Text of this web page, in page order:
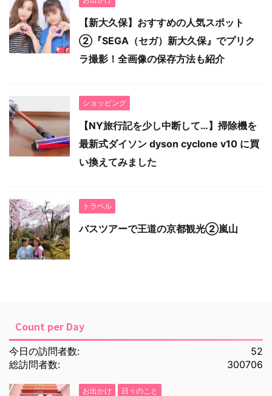
【新大久保】おすすめの人気スポット
②『SEGA（セガ）新大久保』でプリク
ラ撮影！全画像の保存方法も紹介
ショッピング
【NY旅行記を少し中断して…】掃除機を
最新式ダイソン dyson cyclone v10 に買
い換えてみました
トラベル
バスツアーで王道の京都観光②嵐山
Count per Day
52
今日の訪問者数:
300706
総訪問者数:
お出かけ 日々のこと